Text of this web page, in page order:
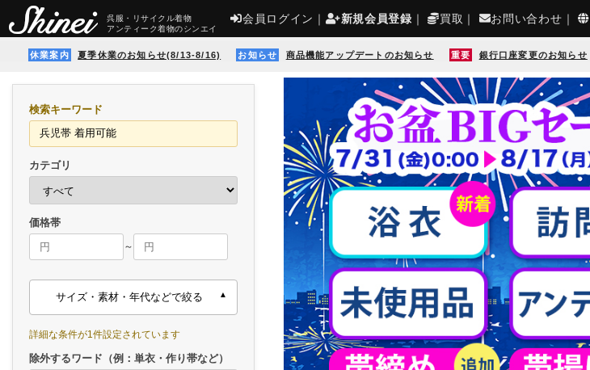
呉服・リサイクル着物
アンティーク着物のシンエイ
会員ログイン ｜ 新規会員登録 ｜ 買取 ｜ お問い合わせ ｜
休業案内 夏季休業のお知らせ(8/13-8/16) お知らせ 商品機能アップデートのお知らせ 重要 銀行口座変更のお知らせ
検索キーワード
カテゴリ
価格帯
～
サイズ・素材・年代などで絞る
詳細な条件が1件設定されています
除外するワード（例：単衣・作り帯など）